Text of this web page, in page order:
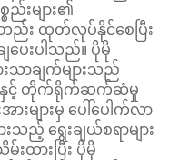
းများ၏
ည်း ထုတ်လုပ်နိုင်စေပြီး
ပေးပါသည်။ ပိုမို
းသာချက်များသည်
းနှင့် တိုက်ရိုက်ဆက်ဆံမှု
းများမှ ပေါ်ပေါက်လာ
ည့် ရွေးချယ်စရာများ
ထားပြီး ပိုမို